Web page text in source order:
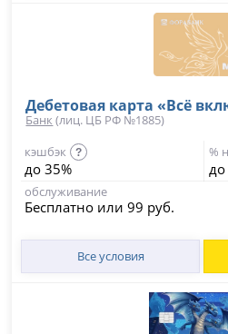
Дебетовая карта «Всё
Банк (лиц. ЦБ РФ №1885)
кэшбэк
?
до 35%
%
до
обслуживание
Бесплатно или 99 руб.
Все условия